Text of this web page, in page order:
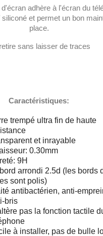
add_circle_outlineCréer une
adhère à l'écran du
siliconé et permet un bon
place.
sans laisser de traces
Caractéristiques:
trempé ultra fin de haute
et inrayable
0.30mm
9H
arrondi 2.5d (les bords
sont polis)
antibactérien, anti-
bris
pas la fonction tactile
à installer, pas de bulle